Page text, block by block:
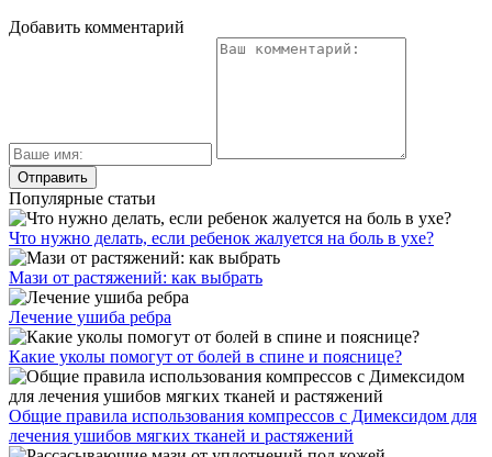
Добавить комментарий
Популярные статьи
Что нужно делать, если ребенок жалуется на боль в ухе?
Мази от растяжений: как выбрать
Лечение ушиба ребра
Какие уколы помогут от болей в спине и пояснице?
Общие правила использования компрессов с Димексидом для
лечения ушибов мягких тканей и растяжений